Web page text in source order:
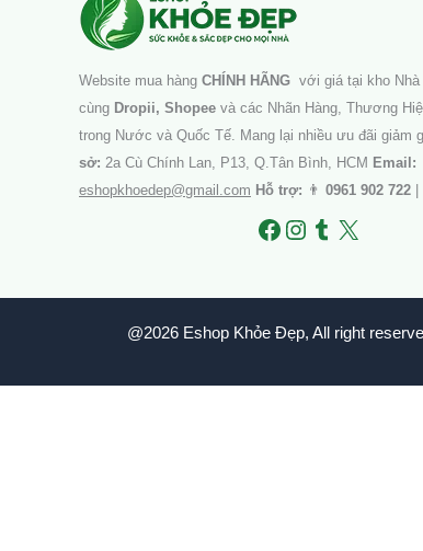
Website mua hàng CHÍNH HÃNG với giá tại kho
cùng Dropii, Shopee và các Nhãn Hàng, Thương
trong Nước và Quốc Tế. Mang lại nhiều ưu đãi giảm
sở: 2a Cù Chính Lan, P13, Q.Tân Bình, HCM Email:
eshopkhoedep@gmail.com Hỗ trợ: 👨 0961 902 722 |
@2026 Eshop Khỏe Đẹp, All right